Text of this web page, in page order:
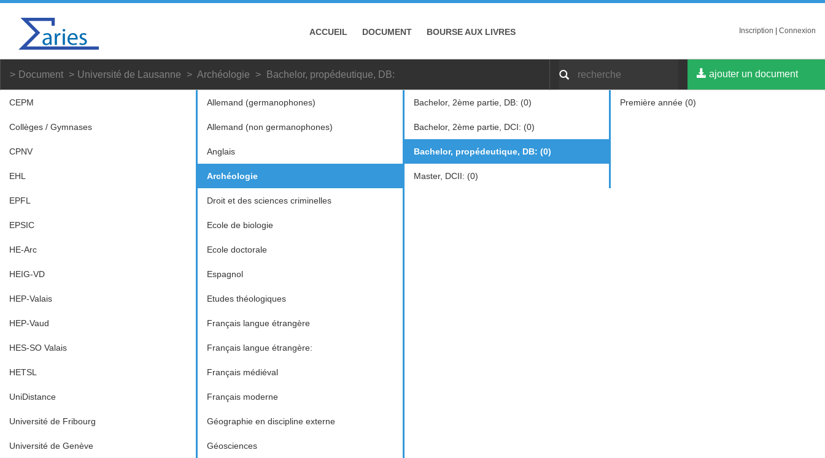
ACCUEIL DOCUMENT BOURSE AUX LIVRES Inscription Connexion
Document Université de Lausanne Archéologie Bachelor, propédeutique, DB: ajouter un document
CEPM
Collèges / Gymnases
CPNV
EHL
EPFL
EPSIC
HE-Arc
HEIG-VD
HEP-Valais
HEP-Vaud
HES-SO Valais
HETSL
UniDistance
Université de Fribourg
Université de Genève
Allemand (germanophones)
Allemand (non germanophones)
Anglais
Archéologie
Droit et des sciences criminelles
Ecole de biologie
Ecole doctorale
Espagnol
Etudes théologiques
Français langue étrangère
Français langue étrangère:
Français médiéval
Français moderne
Géographie en discipline externe
Géosciences
Bachelor, 2ème partie, DB: (0)
Bachelor, 2ème partie, DCI: (0)
Bachelor, propédeutique, DB: (0)
Master, DCII: (0)
Première année (0)